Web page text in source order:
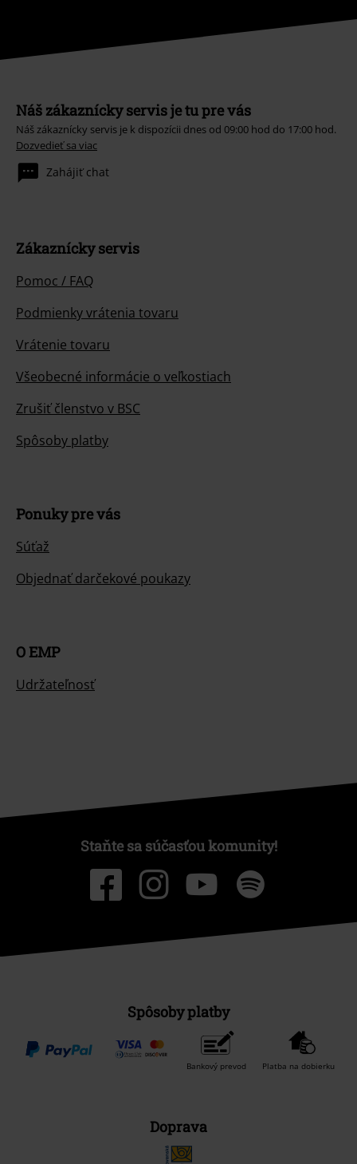
Náš zákaznícky servis je tu pre vás
Náš zákaznícky servis je k dispozícii dnes od 09:00 hod do 17:00 hod.
Dozvedieť sa viac
Zahájiť chat
Zákaznícky servis
Pomoc / FAQ
Podmienky vrátenia tovaru
Vrátenie tovaru
Všeobecné informácie o veľkostiach
Zrušiť členstvo v BSC
Spôsoby platby
Ponuky pre vás
Súťaž
Objednať darčekové poukazy
O EMP
Udržateľnosť
Staňte sa súčasťou komunity!
Spôsoby platby
Bankový prevod Platba na dobierku
Doprava